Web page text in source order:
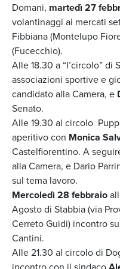
Domani, martedì 27
volantinaggi ai mercati
Fibbiana (Montelupo
(Fucecchio).
Alle 18.30 a “I’circolo” di
associazioni sportive e
candidato alla Camera, e
Senato.
Alle 19.30 al circolo
aperitivo con Monica
Castelfiorentino. A
alla Camera, e Dario
sul tema lavoro.
Mercoledì 28 febbraio
Agosto di Stabbia (via
Cerreto Guidi) incontro
Cantini.
Alle 21.30 al circolo di